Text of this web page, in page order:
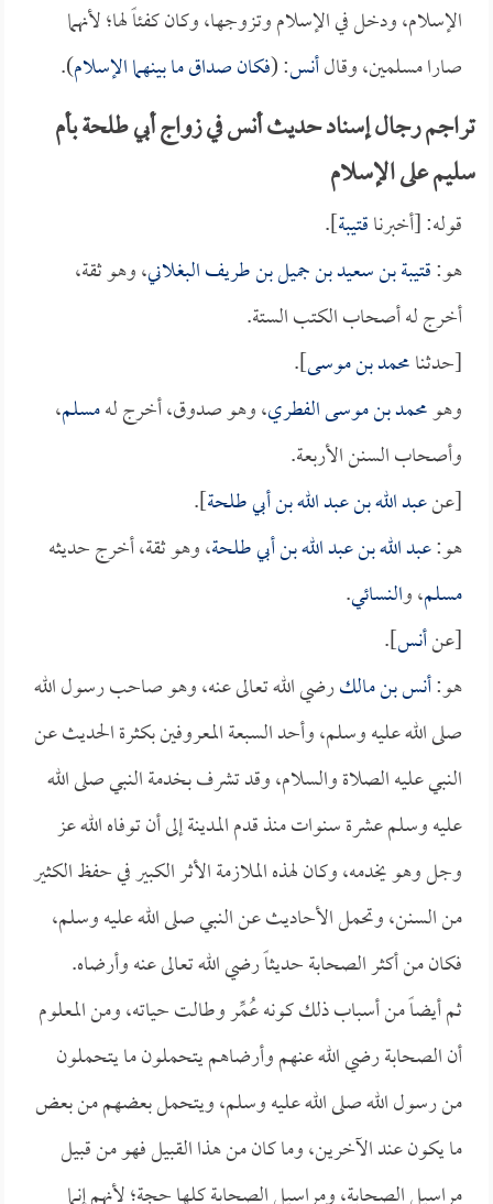
الإسلام، ودخل في الإسلام وتزوجها، وكان كفئاً لها؛ لأنهما
صارا مسلمين، وقالأنس: (فكان صداق ما بينهما الإسلام).
تراجم رجال إسناد حديث أنس في زواج أبي طلحة بأم
سليم على الإسلام
قوله: [أخبرناقتيبة].
هو:قتيبة بن سعيد بن جميل بن طريف البغلاني، وهو ثقة،
أخرج له أصحاب الكتب الستة.
[حدثنامحمد بن موسى].
وهومحمد بن موسى الفطري، وهو صدوق، أخرج لهمسلم،
وأصحاب السنن الأربعة.
[عنعبد الله بن عبد الله بن أبي طلحة].
هو:عبد الله بن عبد الله بن أبي طلحة، وهو ثقة، أخرج حديثه
مسلم، والنسائي.
[عنأنس].
هو:أنس بن مالكرضي الله تعالى عنه، وهو صاحب رسول الله
صلى الله عليه وسلم، وأحد السبعة المعروفين بكثرة الحديث عن
النبي عليه الصلاة والسلام، وقد تشرف بخدمة النبي صلى الله
عليه وسلم عشرة سنوات منذ قدم المدينة إلى أن توفاه الله عز
وجل وهو يخدمه، وكان لهذه الملازمة الأثر الكبير في حفظ الكثير
من السنن، وتحمل الأحاديث عن النبي صلى الله عليه وسلم،
فكان من أكثر الصحابة حديثاً رضي الله تعالى عنه وأرضاه.
ثم أيضاً من أسباب ذلك كونه عُمِّر وطالت حياته، ومن المعلوم
أن الصحابة رضي الله عنهم وأرضاهم يتحملون ما يتحملون
من رسول الله صلى الله عليه وسلم، ويتحمل بعضهم من بعض
ما يكون عند الآخرين، وما كان من هذا القبيل فهو من قبيل